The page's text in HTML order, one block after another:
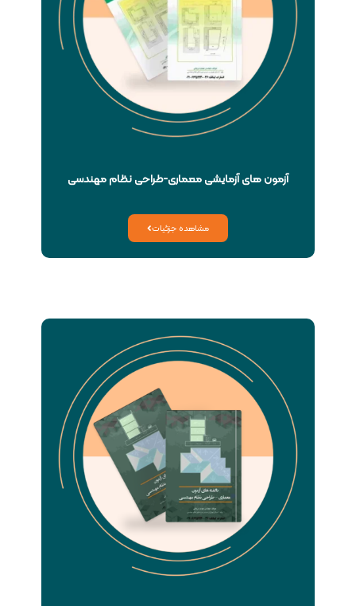
آزمون های آزمایشی معماری-طراحی نظام مهندسی
مشاهده جزئیات